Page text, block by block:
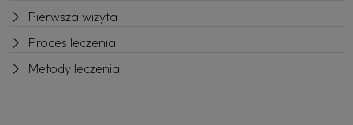
Pierwsza wizyta
Proces leczenia
Metody leczenia